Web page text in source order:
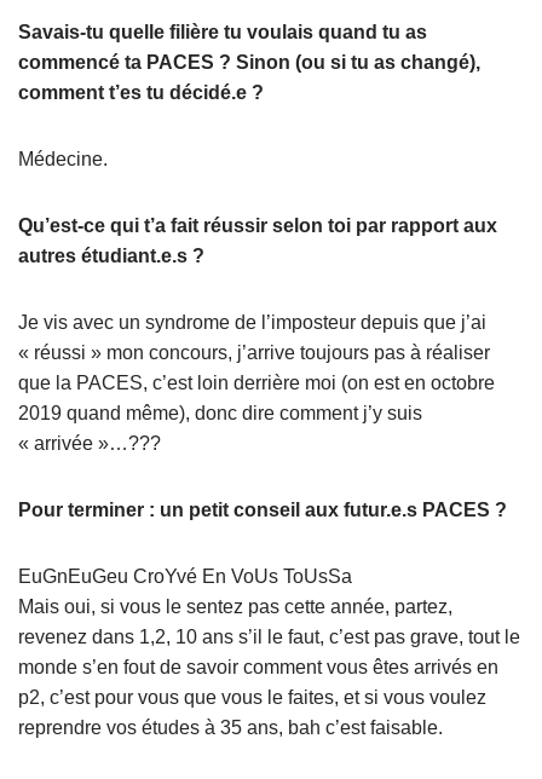
Savais-tu quelle filière tu voulais quand tu as
commencé ta PACES ? Sinon (ou si tu as changé),
comment t’es tu décidé.e ?
Médecine.
Qu’est-ce qui t’a fait réussir selon toi par rapport aux
autres étudiant.e.s ?
Je vis avec un syndrome de l’imposteur depuis que j’ai
« réussi » mon concours, j’arrive toujours pas à réaliser
que la PACES, c’est loin derrière moi (on est en octobre
2019 quand même), donc dire comment j’y suis
« arrivée »…???
Pour terminer : un petit conseil aux futur.e.s PACES ?
EuGnEuGeu CroYvé En VoUs ToUsSa
Mais oui, si vous le sentez pas cette année, partez,
revenez dans 1,2, 10 ans s’il le faut, c’est pas grave, tout le
monde s’en fout de savoir comment vous êtes arrivés en
p2, c’est pour vous que vous le faites, et si vous voulez
reprendre vos études à 35 ans, bah c’est faisable.